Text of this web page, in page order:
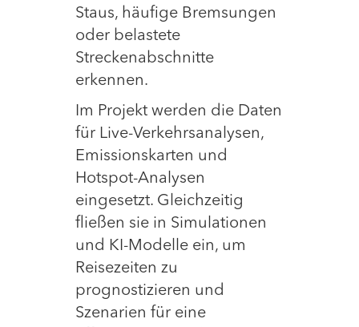
Staus, häufige Bremsungen
oder belastete
Streckenabschnitte
erkennen.
Im Projekt werden die Daten
für Live-Verkehrsanalysen,
Emissionskarten und
Hotspot-Analysen
eingesetzt. Gleichzeitig
fließen sie in Simulationen
und KI-Modelle ein, um
Reisezeiten zu
prognostizieren und
Szenarien für eine